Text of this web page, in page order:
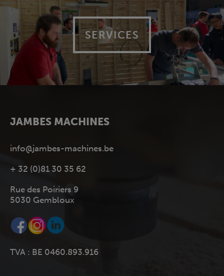
SERVICES
JAMBES MACHINES
info@jambes-machines.be
+ 32 (0)81 30 35 62
Rue des Poiriers 9
5030 Gembloux
TVA : BE 0460.893.916